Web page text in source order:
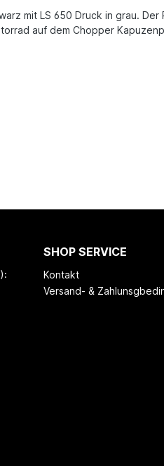
mit LS 650 Druck in grau.
auf dem Chopper
SHOP SERVICE
Kontakt
Versand- &